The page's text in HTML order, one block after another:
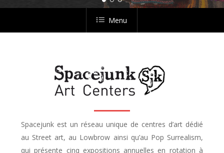
Menu
Spacejunk est un réseau unique de centres d’art dédié
au Street art, au Lowbrow ainsi qu’au Pop Surrealism,
qui présente cinq expositions annuelles en rotation à